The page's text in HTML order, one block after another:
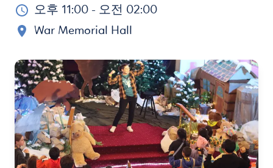
오후 11:00 - 오전 02:00
War Memorial Hall